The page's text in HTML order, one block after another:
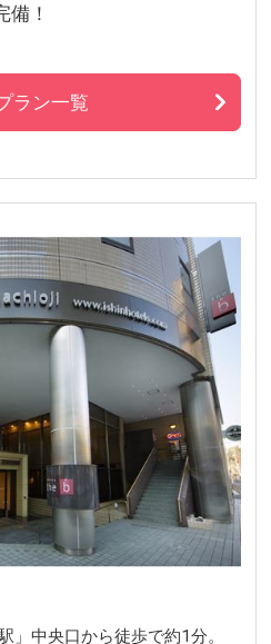
！
ラン一覧
」中央口から徒歩で約1分。